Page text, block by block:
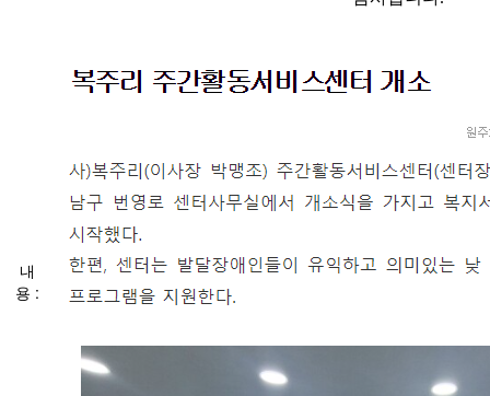
내
용 :